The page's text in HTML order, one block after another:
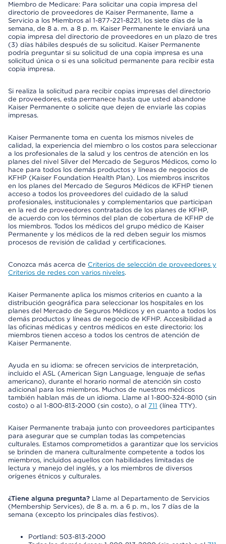
Miembro de Medicare: Para solicitar una copia impresa del
directorio de proveedores de Kaiser Permanente, llame a
Servicio a los Miembros al 1-877-221-8221, los siete días de la
semana, de 8 a. m. a 8 p. m. Kaiser Permanente le enviará una
copia impresa del directorio de proveedores en un plazo de tres
(3) días hábiles después de su solicitud. Kaiser Permanente
podría preguntar si su solicitud de una copia impresa es una
solicitud única o si es una solicitud permanente para recibir esta
copia impresa.
Si realiza la solicitud para recibir copias impresas del directorio
de proveedores, esta permanece hasta que usted abandone
Kaiser Permanente o solicite que dejen de enviarle las copias
impresas.
Kaiser Permanente toma en cuenta los mismos niveles de
calidad, la experiencia del miembro o los costos para seleccionar
a los profesionales de la salud y los centros de atención en los
planes del nivel Silver del Mercado de Seguros Médicos, como lo
hace para todos los demás productos y líneas de negocios de
KFHP (Kaiser Foundation Health Plan). Los miembros inscritos
en los planes del Mercado de Seguros Médicos de KFHP tienen
acceso a todos los proveedores del cuidado de la salud
profesionales, institucionales y complementarios que participan
en la red de proveedores contratados de los planes de KFHP,
de acuerdo con los términos del plan de cobertura de KFHP de
los miembros. Todos los médicos del grupo médico de Kaiser
Permanente y los médicos de la red deben seguir los mismos
procesos de revisión de calidad y certificaciones.
Conozca más acerca de Criterios de selección de proveedores y
Criterios de redes con varios niveles.
Kaiser Permanente aplica los mismos criterios en cuanto a la
distribución geográfica para seleccionar los hospitales en los
planes del Mercado de Seguros Médicos y en cuanto a todos los
demás productos y líneas de negocio de KFHP. Accesibilidad a
las oficinas médicas y centros médicos en este directorio: los
miembros tienen acceso a todos los centros de atención de
Kaiser Permanente.
Ayuda en su idioma: se ofrecen servicios de interpretación,
incluido el ASL (American Sign Language, lenguaje de señas
americano), durante el horario normal de atención sin costo
adicional para los miembros. Muchos de nuestros médicos
también hablan más de un idioma. Llame al 1-800-324-8010 (sin
costo) o al 1-800-813-2000 (sin costo), o al 711 (línea TTY).
Kaiser Permanente trabaja junto con proveedores participantes
para asegurar que se cumplan todas las competencias
culturales. Estamos comprometidos a garantizar que los servicios
se brinden de manera culturalmente competente a todos los
miembros, incluidos aquellos con habilidades limitadas de
lectura y manejo del inglés, y a los miembros de diversos
orígenes étnicos y culturales.
¿Tiene alguna pregunta? Llame al Departamento de Servicios
(Membership Services), de 8 a. m. a 6 p. m., los 7 días de la
semana (excepto los principales días festivos).
Portland: 503-813-2000